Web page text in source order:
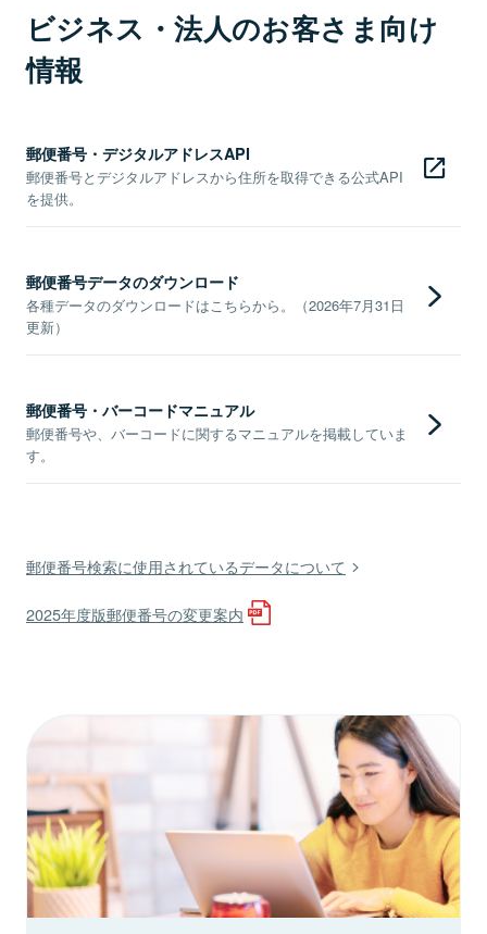
ビジネス・法人のお客さま向け
情報
郵便番号・デジタルアドレスAPI
郵便番号とデジタルアドレスから住所を取得できる公式API
を提供。
郵便番号データのダウンロード
各種データのダウンロードはこちらから。（2026年7月31日
更新）
郵便番号・バーコードマニュアル
郵便番号や、バーコードに関するマニュアルを掲載していま
す。
郵便番号検索に使用されているデータについて
2025年度版郵便番号の変更案内